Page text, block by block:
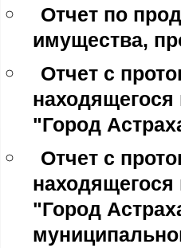
Отчет по
имущества,
Отчет с
находящегося
"Город
Отчет с
находящегося
"Город